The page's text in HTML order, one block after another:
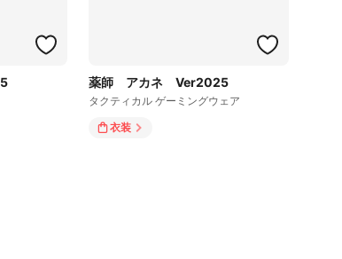
薬師 アカネ Ver2025
タクティカル ゲーミングウェア
衣装